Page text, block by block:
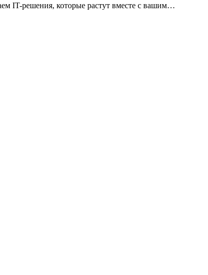
IT-решения, которые растут вместе с вашим…